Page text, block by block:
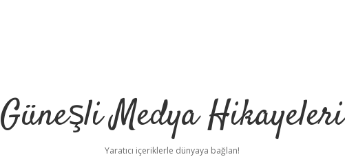
Güneşli Medya Hikayeleri
Yaratıcı içeriklerle dünyaya bağlan!